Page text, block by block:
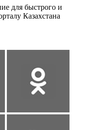
для быстрого и
Казахстана